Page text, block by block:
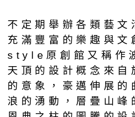
不定期舉辦各類藝文
充滿豐富的樂趣與
style原創館又稱作
天頂的設計概念來自
的意象，豪邁伸展的
浪的湧動，層疊山峰